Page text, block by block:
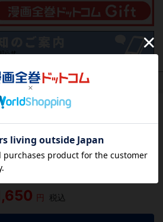
を含む）
ューがありません。 今後読まれる
共有してもらえませんか？
ビューを書く
円 税込